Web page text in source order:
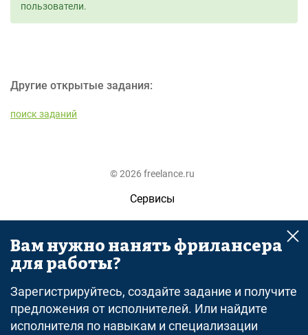
пользователи.
Другие открытые задания:
поиск заданий
© 2026 freelance.ru
Сервисы
Помощь
Поиск
Оферта
Политика конфиденциальности
Вам нужно нанять фрилансера
для работы?
Зарегистрируйтесь, создайте задание и получите
предложения от исполнителей. Или найдите
исполнителя по навыкам и специализации